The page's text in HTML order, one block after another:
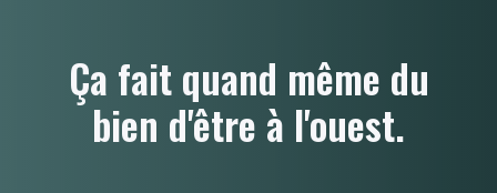
Ça fait quand même du
bien d'être à l'ouest.